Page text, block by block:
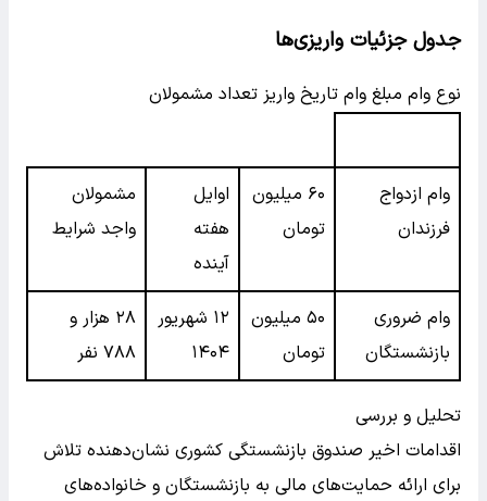
جدول جزئیات واریزی‌ها
نوع وام مبلغ وام تاریخ واریز تعداد مشمولان
وام ازدواج
فرزندان
۶۰ میلیون
تومان
اوایل
هفته
آینده
مشمولان
واجد شرایط
وام ضروری
بازنشستگان
۵۰ میلیون
تومان
۱۲ شهریور
۱۴۰۴
۲۸ هزار و
۷۸۸ نفر
تحلیل و بررسی
اقدامات اخیر صندوق بازنشستگی کشوری نشان‌دهنده تلاش
برای ارائه حمایت‌های مالی به بازنشستگان و خانواده‌های